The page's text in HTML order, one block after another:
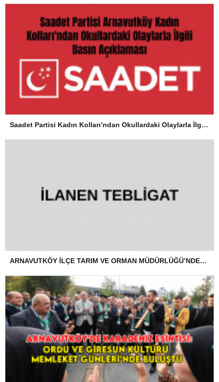
Saadet Partisi Kadın Kolları’ndan Okullardaki Olaylarla İlgili Basın Açıklaması
ARNAVUTKÖY İLÇE TARIM VE ORMAN MÜDÜRLÜĞÜ’NDEN İLANEN TEBLİGAT